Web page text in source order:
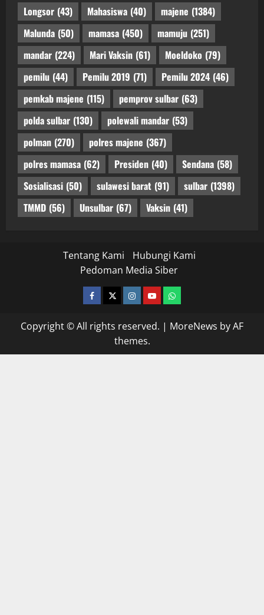
Longsor (43) Mahasiswa (40) majene (1384)
Malunda (50) mamasa (450) mamuju (251)
mandar (224) Mari Vaksin (61) Moeldoko (79)
pemilu (44) Pemilu 2019 (71) Pemilu 2024 (46)
pemkab majene (115) pemprov sulbar (63)
polda sulbar (130) polewali mandar (53)
polman (270) polres majene (367)
polres mamasa (62) Presiden (40) Sendana (58)
Sosialisasi (50) sulawesi barat (91) sulbar (1398)
TMMD (56) Unsulbar (67) Vaksin (41)
Tentang Kami
Hubungi Kami
Pedoman Media Siber
facebooktwitterinstagram.com
youtubewhatsapp
Copyright © All rights reserved. | MoreNews by AF
themes.